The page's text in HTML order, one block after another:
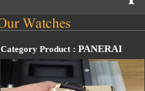
Category Product : PANERAI